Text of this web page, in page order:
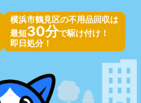
横浜市鶴見区の不用品回収は
最短30分で駆け付け！
即日処分！